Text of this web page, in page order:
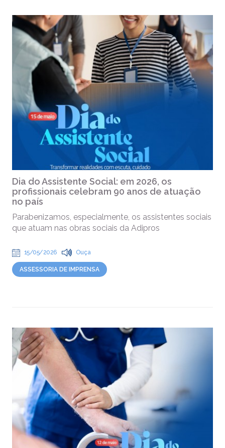
Dia do Assistente Social: em 2026, os
profissionais celebram 90 anos de atuação
no país
Parabenizamos, especialmente, os assistentes sociais
que atuam nas obras sociais da Adipros
15/05/2026 Ouça
ASSESSORIA DE IMPRENSA